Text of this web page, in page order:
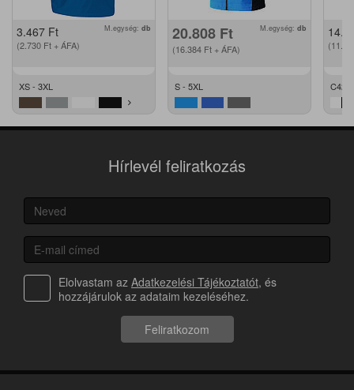
3.467 Ft
(2.730 Ft + ÁFA)
M.egység: db
XS - 3XL
20.808 Ft
(16.384 Ft + ÁFA)
M.egység: db
S - 5XL C42 -
Hírlevél feliratkozás
Elolvastam az Adatkezelési Tájékoztatót, és
hozzájárulok az adataim kezeléséhez.
Feliratkozom